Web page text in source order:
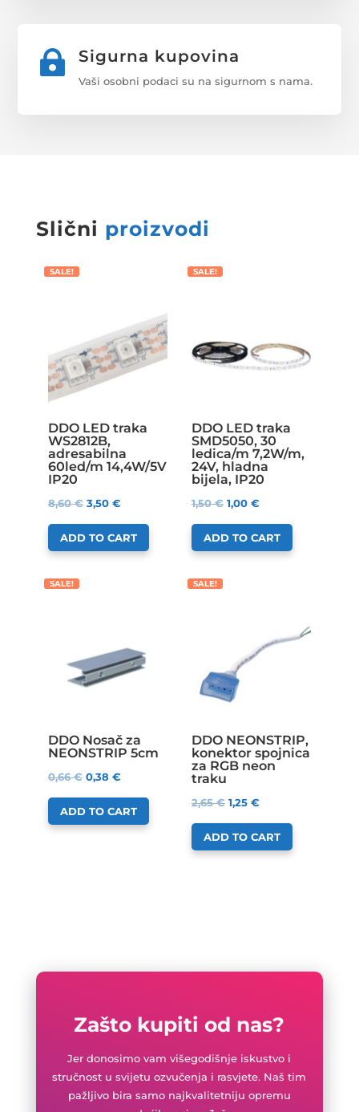
 Sigurna kupovina
Vaši osobni podaci su na sigurnom s nama.
Slični proizvodi
SALE!
DDO LED traka
WS2812B,
adresabilna
60led/m 14,4W/5V
IP20
8,60€ 3,50 €
ADD TO CART
SALE!
DDO LED traka
SMD5050, 30
ledica/m 7,2W/m,
24V, hladna
bijela, IP20
1,50€ 1,00 €
ADD TO CART
SALE!
DDO Nosač za
NEONSTRIP 5cm
0,66€ 0,38 €
ADD TO CART
SALE!
DDO NEONSTRIP,
konektor spojnica
za RGB neon
traku
2,65€ 1,25 €
ADD TO CART
Zašto kupiti od nas?
Jer donosimo vam višegodišnje iskustvo i
stručnost u svijetu ozvučenja i rasvjete. Naš tim
pažljivo bira samo najkvalitetniju opremu